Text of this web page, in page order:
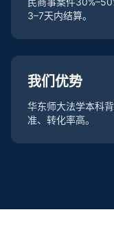
3–7天内结算。
我们优势
华东师大法学本科
准、转化率高。